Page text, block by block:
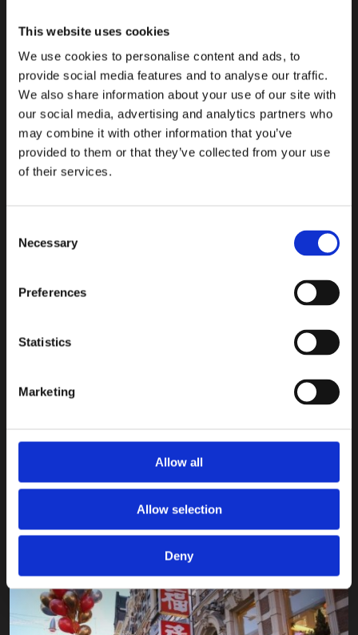
This website uses cookies
We use cookies to personalise content and ads, to
provide social media features and to analyse our traffic.
We also share information about your use of our site with
our social media, advertising and analytics partners who
may combine it with other information that you’ve
provided to them or that they’ve collected from your use
of their services.
Selection
Necessary
Preferences
Statistics
Marketing
Allow all
Allow selection
Deny
20 十月
秋天，是一年中海鲜最肥美的季节，也是吃螃蟹的季节。
阅读更多
金秋十月，与你同醉
19 十月
美酒配美食，在福禄，不仅有地道优质的川菜，还有富有创
造力和绝佳口感/观感的饮品！正值金秋十月，让我们为您献
上两款特调鸡尾酒：茶欲醉人 + 绿色唐朝